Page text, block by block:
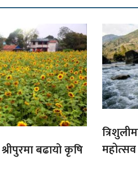
बढायो कृषि
महोत्सव